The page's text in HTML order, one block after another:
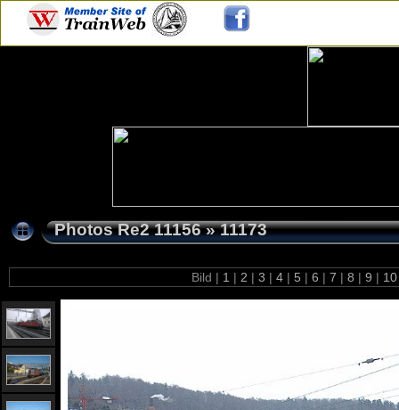
Photos Re2 11156»11173
Bild | 1 | 2 | 3 | 4 | 5 | 6 | 7 | 8 | 9 |